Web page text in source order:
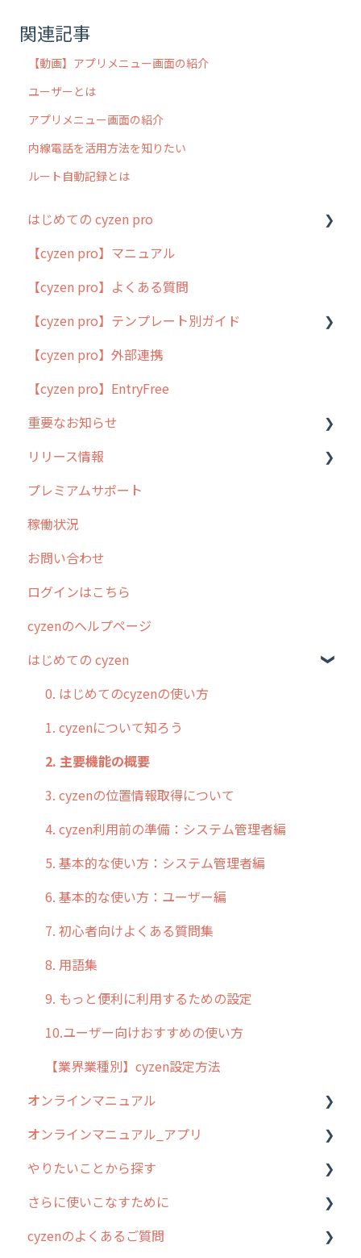
関連記事
【動画】アプリメニュー画面の紹介
ユーザーとは
アプリメニュー画面の紹介
内線電話を活用方法を知りたい
ルート自動記録とは
はじめての cyzen pro
cyzen pro とは？
簡易マニュアル
cyzen proの位置情報取得について
用語集
よくある質問
【cyzen pro】マニュアル
【cyzen pro】よくある質問
【cyzen pro】テンプレート別ガイド
ポスティング
ラウンダー
メンテナンス
外廻り営業
清掃
不動産
【cyzen pro】外部連携
【cyzen pro】EntryFree
重要なお知らせ
過去の重要なお知らせ
障害情報
リリース情報
リリース
2026年のリリース情報
2025年のリリース情報
2024年のリリース情報
2023年のリリース情報
過去のリリース
2019年までのリリース情報
お客様の声を実現しました
プレミアムサポート
稼働状況
お問い合わせ
ログインはこちら
cyzenのヘルプページ
はじめての cyzen
0. はじめてのcyzenの使い方
1. cyzenについて知ろう
2. 主要機能の概要
3. cyzenの位置情報取得について
4. cyzen利用前の準備：システム管理者編
5. 基本的な使い方：システム管理者編
6. 基本的な使い方：ユーザー編
7. 初心者向けよくある質問集
8. 用語集
9. もっと便利に利用するための設定
10.ユーザー向けおすすめの使い方
【業界業種別】cyzen設定方法
オンラインマニュアル
管理サイトの使い始め
ユーザー・グループ管理
行動管理
予定管理
オンラインマニュアル_アプリ
アプリの使い始め
ホーム画面
スポット
やりたいことから探す
行動管理
勤怠管理
さらに使いこなすために
はじめに
cyzenのよくあるご質問